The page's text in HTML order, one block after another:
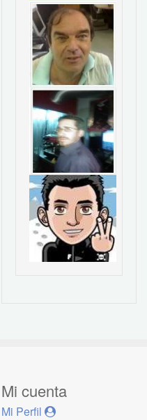
Mi cuenta
Mi Perfil